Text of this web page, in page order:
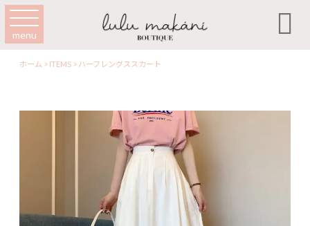
menu 
ホーム >ITEMS >ハーフレングススカート